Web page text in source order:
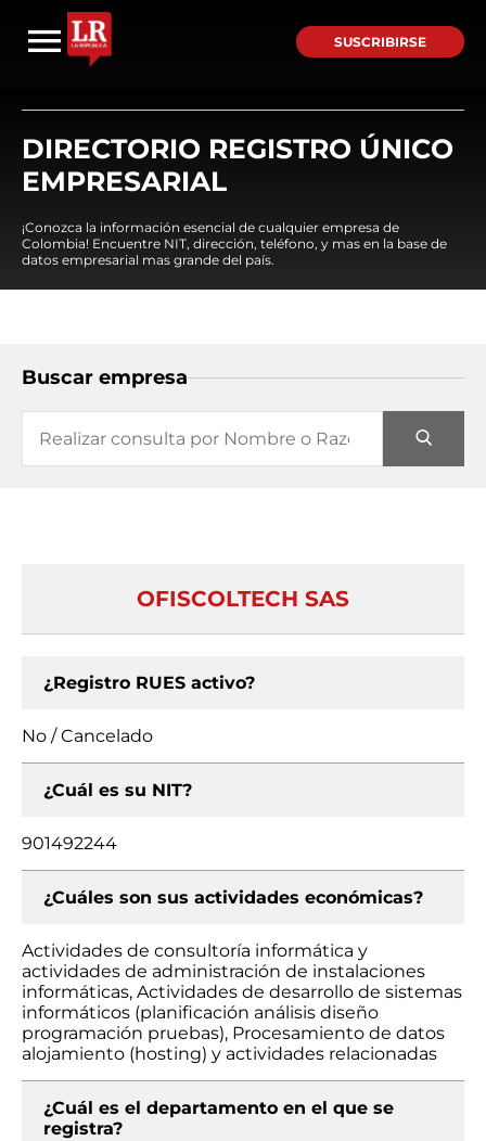
SUSCRIBIRSE
DIRECTORIO REGISTRO ÚNICO
EMPRESARIAL
¡Conozca la información esencial de cualquier empresa de
Colombia! Encuentre NIT, dirección, teléfono, y mas en la base de
datos empresarial mas grande del país.
Buscar empresa
OFISCOLTECH SAS
¿Registro RUES activo?
No / Cancelado
¿Cuál es su NIT?
901492244
¿Cuáles son sus actividades económicas?
Actividades de consultoría informática y
actividades de administración de instalaciones
informáticas, Actividades de desarrollo de sistemas
informáticos (planificación análisis diseño
programación pruebas), Procesamiento de datos
alojamiento (hosting) y actividades relacionadas
¿Cuál es el departamento en el que se
registra?